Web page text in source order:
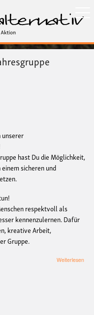
hast Du die Möglichkeit,
sicheren und
respektvoll als
kennenzulernen. Dafür
kreative Arbeit,
Gruppe.
Weiterlesen